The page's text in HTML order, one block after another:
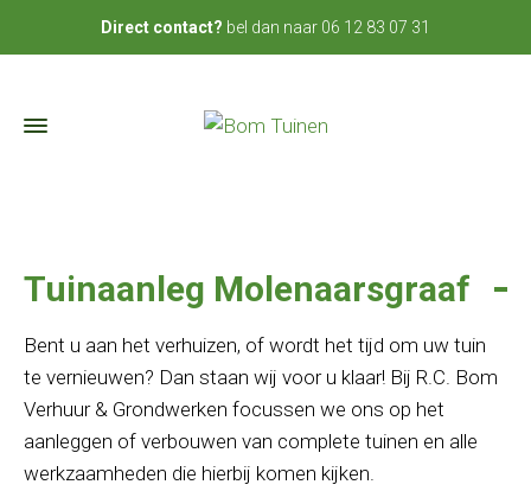
Direct contact? bel dan naar 06 12 83 07 31
Tuinaanleg Molenaarsgraaf
Bent u aan het verhuizen, of wordt het tijd om uw tuin
te vernieuwen? Dan staan wij voor u klaar! Bij R.C. Bom
Verhuur & Grondwerken focussen we ons op het
aanleggen of verbouwen van complete tuinen en alle
werkzaamheden die hierbij komen kijken.